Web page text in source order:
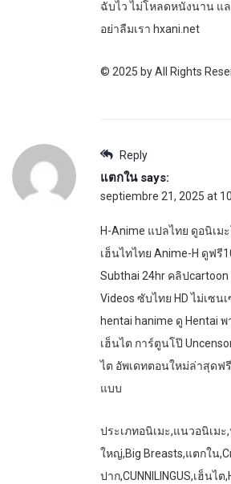
ฉับไว ไม่โหลดหนังนาน แ
อย่าลืมเรา hxani.net
© 2025 by All Rights
Reply
แตกใน says:
septiembre 21, 2025 at
H-Anime แปลไทย ดูอนิเม
เฮ็นไทไทย Anime-H ดูฟรี
Subthai 24hr คลิป
Videos ซับไทย HD ไม่เซน
hentai hanime ดู Hentai
เฮ็นไต การ์ตูนโป๊
ไต อัพเดทตอนใหม่ล่าสุดฟ
แบบ
ประเภทอนิเมะ,แนวอนิเม
ใหญ่,Big Breasts,แตกใน
ปาก,CUNNILINGUS,เฮ็นไ